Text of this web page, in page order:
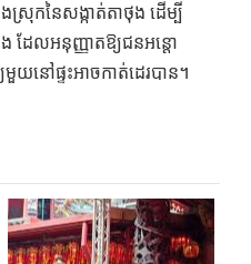
ងស្រុកនៃសង្កាត់តាថុង ដើម្បី
លអនុញ្ញាតឱ្យជនអន្តោ
មួយនៅផ្ទះអាចកាត់ដេរបាន។